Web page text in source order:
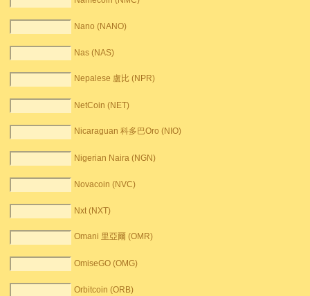
Nano (NANO)
Nas (NAS)
Nepalese 盧比 (NPR)
NetCoin (NET)
Nicaraguan 科多巴Oro (NIO)
Nigerian Naira (NGN)
Novacoin (NVC)
Nxt (NXT)
Omani 里亞爾 (OMR)
OmiseGO (OMG)
Orbitcoin (ORB)